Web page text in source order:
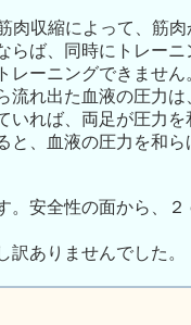
肉収縮によって、筋
らば、同時にトレー
レーニングできません
流れ出た血液の圧力
いれば、両足が圧力
と、血液の圧力を和
。安全性の面から、
訳ありませんでした。